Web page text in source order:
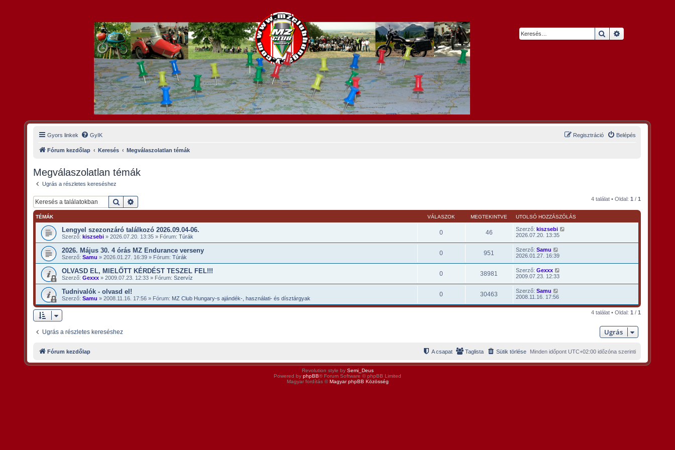
Keresés
Gyors linkek GyIK Belépés
Regisztráció
Fórum kezdőlap Keresés Megválaszolatlan témák
Megválaszolatlan témák
Ugrás a részletes kereséshez
Keresés 4 találat • Oldal: 1 / 1
TÉMÁK VÁLASZOK MEGTEKINTVE UTOLSÓ HOZZÁSZÓLÁS
Lengyel szezonzáró találkozó 2026.09.04-06.
Szerző:kiszsebi »2026.07.20. 13:35 » Fórum:Túrák
0 46 Szerző: kiszsebi
2026.07.20. 13:35
2026. Május 30. 4 órás MZ Endurance verseny
Szerző:Samu »2026.01.27. 16:39 » Fórum:Túrák
0 951 Szerző: Samu
2026.01.27. 16:39
OLVASD EL, MIELŐTT KÉRDÉST TESZEL FEL!!!
Szerző:Gexxx »2009.07.23. 12:33 » Fórum:Szervíz
0 38981 Szerző: Gexxx
2009.07.23. 12:33
Tudnivalók - olvasd el!
Szerző:Samu »2008.11.16. 17:56 » Fórum: MZ Club Hungary-s ajándék-, használati- és dísztárgyak
0 30463 Szerző: Samu
2008.11.16. 17:56
4 találat • Oldal: 1 / 1
Ugrás a részletes kereséshez Ugrás
Fórum kezdőlap Minden időpont UTC+02:00időzóna szerinti
Sütik törlése
Taglista
A csapat
Revolution style by Semi_Deus
Powered by phpBB® Forum Software © phpBB Limited
Magyar fordítás ©Magyar phpBB Közösség